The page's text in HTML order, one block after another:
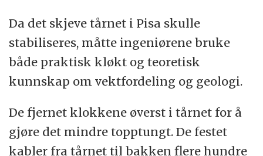
Da det skjeve tårnet i Pisa skulle
stabiliseres, måtte ingeniørene bruke
både praktisk kløkt og teoretisk
kunnskap om vektfordeling og geologi.
De fjernet klokkene øverst i tårnet for å
gjøre det mindre topptungt. De festet
kabler fra tårnet til bakken flere hundre